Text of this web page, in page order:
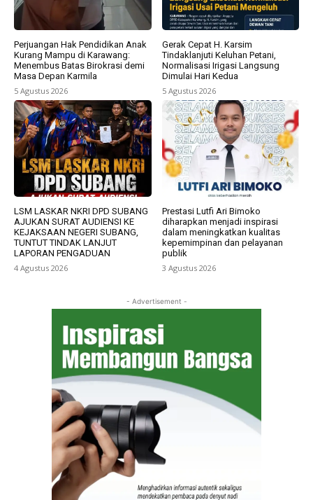
Perjuangan Hak Pendidikan Anak
Kurang Mampu di Karawang:
Menembus Batas Birokrasi demi
Masa Depan Karmila
5 Agustus 2026
Gerak Cepat H. Karsim
Tindaklanjuti Keluhan Petani,
Normalisasi Irigasi Langsung
Dimulai Hari Kedua
5 Agustus 2026
LSM LASKAR NKRI DPD SUBANG
AJUKAN SURAT AUDIENSI KE
KEJAKSAAN NEGERI SUBANG,
TUNTUT TINDAK LANJUT
LAPORAN PENGADUAN
4 Agustus 2026
Prestasi Lutfi Ari Bimoko
diharapkan menjadi inspirasi
dalam meningkatkan kualitas
kepemimpinan dan pelayanan
publik
3 Agustus 2026
- Advertisement -